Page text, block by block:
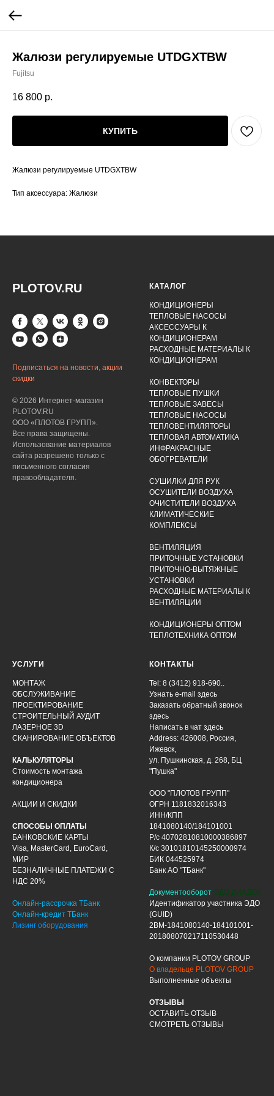
Жалюзи регулируемые UTDGXTBW
Fujitsu
16 800 р.
КУПИТЬ
Жалюзи регулируемые UTDGXTBW
Тип аксессуара: Жалюзи
PLOTOV.RU
Подписаться на новости, акции
скидки
© 2026 Интернет-магазин
PLOTOV.RU
ООО «ПЛОТОВ ГРУПП».
Все права защищены.
Использование материалов
сайта разрешено только с
письменного согласия
правообладателя.
КАТАЛОГ
КОНДИЦИОНЕРЫ
ТЕПЛОВЫЕ НАСОСЫ
АКСЕССУАРЫ К
КОНДИЦИОНЕРАМ
РАСХОДНЫЕ МАТЕРИАЛЫ К
КОНДИЦИОНЕРАМ
КОНВЕКТОРЫ
ТЕПЛОВЫЕ ПУШКИ
ТЕПЛОВЫЕ ЗАВЕСЫ
ТЕПЛОВЫЕ НАСОСЫ
ТЕПЛОВЕНТИЛЯТОРЫ
ТЕПЛОВАЯ АВТОМАТИКА
ИНФРАКРАСНЫЕ
ОБОГРЕВАТЕЛИ
СУШИЛКИ ДЛЯ РУК
ОСУШИТЕЛИ ВОЗДУХА
ОЧИСТИТЕЛИ ВОЗДУХА
КЛИМАТИЧЕСКИЕ
КОМПЛЕКСЫ
ВЕНТИЛЯЦИЯ
ПРИТОЧНЫЕ УСТАНОВКИ
ПРИТОЧНО-ВЫТЯЖНЫЕ
УСТАНОВКИ
РАСХОДНЫЕ МАТЕРИАЛЫ К
ВЕНТИЛЯЦИИ
КОНДИЦИОНЕРЫ ОПТОМ
ТЕПЛОТЕХНИКА ОПТОМ
УСЛУГИ
МОНТАЖ
ОБСЛУЖИВАНИЕ
ПРОЕКТИРОВАНИЕ
СТРОИТЕЛЬНЫЙ АУДИТ
ЛАЗЕРНОЕ 3D
СКАНИРОВАНИЕ ОБЪЕКТОВ
КАЛЬКУЛЯТОРЫ
Стоимость монтажа
кондиционера
АКЦИИ И СКИДКИ
СПОСОБЫ ОПЛАТЫ
БАНКОВСКИЕ КАРТЫ
Visa, MasterCard, EuroCard,
МИР
БЕЗНАЛИЧНЫЕ ПЛАТЕЖИ С
НДС 20%
Онлайн-рассрочка ТБанк
Онлайн-кредит ТБанк
Лизинг оборудования
КОНТАКТЫ
Tel: 8 (3412) 918-690..
Узнать e-mail здесь
Заказать обратный звонок
здесь
Написать в чат здесь
Address: 426008, Россия,
Ижевск,
ул. Пушкинская, д. 268, БЦ
"Пушка"
ООО "ПЛОТОВ ГРУПП"
ОГРН 1181832016343
ИНН/КПП
1841080140/184101001
Р/с 40702810810000386897
К/с 30101810145250000974
БИК 044525974
Банк АО "ТБанк"
Документооборот ЭДО ДИАДОК
Идентификатор участника ЭДО
(GUID)
2BM-1841080140-184101001-
201808070217110530448
О компании PLOTOV GROUP
О владельце PLOTOV GROUP
Выполненные объекты
ОТЗЫВЫ
ОСТАВИТЬ ОТЗЫВ
СМОТРЕТЬ ОТЗЫВЫ